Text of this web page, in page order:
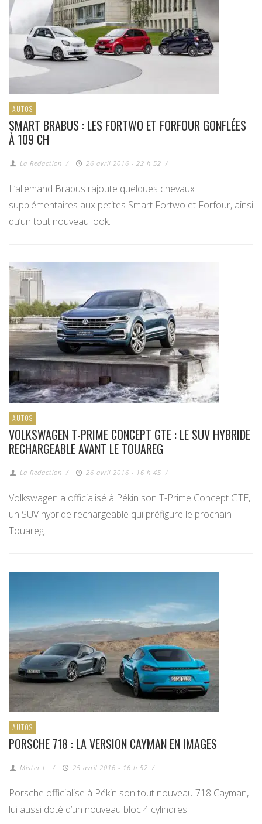
AUTOS
SMART BRABUS : LES FORTWO ET FORFOUR GONFLÉES
À 109 CH
La Redaction / 26 avril 2016 - 22 h 52 /
L’allemand Brabus rajoute quelques chevaux
supplémentaires aux petites Smart Fortwo et Forfour, ainsi
qu’un tout nouveau look.
AUTOS
VOLKSWAGEN T-PRIME CONCEPT GTE : LE SUV HYBRIDE
RECHARGEABLE AVANT LE TOUAREG
La Redaction / 26 avril 2016 - 16 h 45 /
Volkswagen a officialisé à Pékin son T-Prime Concept GTE,
un SUV hybride rechargeable qui préfigure le prochain
Touareg.
AUTOS
PORSCHE 718 : LA VERSION CAYMAN EN IMAGES
Mister L. / 25 avril 2016 - 16 h 52 /
Porsche officialise à Pékin son tout nouveau 718 Cayman,
lui aussi doté d’un nouveau bloc 4 cylindres.